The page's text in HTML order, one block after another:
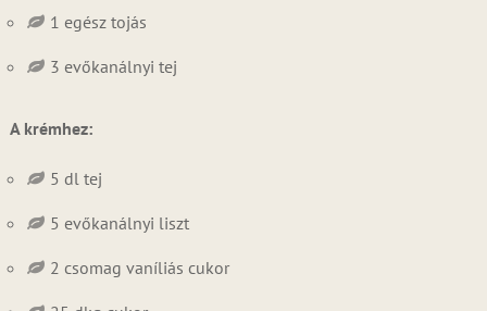
1 egész tojás
3 evőkanálnyi tej
A krémhez:
5 dl tej
5 evőkanálnyi liszt
2 csomag vaníliás cukor